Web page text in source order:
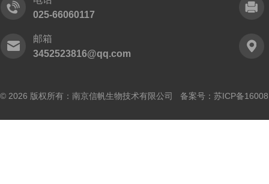
025-66060117
邮箱
3452523816@qq.com
© 2026 版权所有：南京信帆生物技术有限公司 备案号： 苏ICP备